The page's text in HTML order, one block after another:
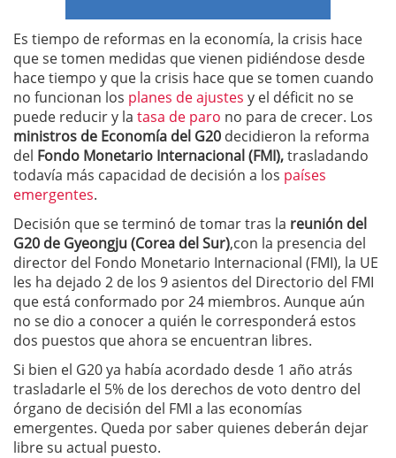
Es tiempo de reformas en la economía, la crisis hace
que se tomen medidas que vienen pidiéndose desde
hace tiempo y que la crisis hace que se tomen cuando
no funcionan los planes de ajustes y el déficit no se
puede reducir y la tasa de paro no para de crecer. Los
ministros de Economía del G20 decidieron la reforma
del Fondo Monetario Internacional (FMI),trasladando
todavía más capacidad de decisión a los países
emergentes.
Decisión que se terminó de tomar tras la reunión del
G20 de Gyeongju (Corea del Sur),con la presencia del
director del Fondo Monetario Internacional (FMI), la UE
les ha dejado 2 de los 9 asientos del Directorio del FMI
que está conformado por 24 miembros. Aunque aún
no se dio a conocer a quién le corresponderá estos
dos puestos que ahora se encuentran libres.
Si bien el G20 ya había acordado desde 1 año atrás
trasladarle el 5% de los derechos de voto dentro del
órgano de decisión del FMI a las economías
emergentes. Queda por saber quienes deberán dejar
libre su actual puesto.